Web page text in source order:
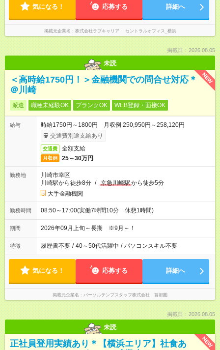
気になる！ 応募する 詳細へ
掲載元企業名 株式会社ラブキャリア セントラルオフィス_横浜
掲載日：2026.08.05
未読
NEW
＜高時給1750円！＞金融機関での問合せ対応＊
＠川崎
派遣 職種未経験OK ブランクOK WEB登録・面接OK
給与
時給1750円～1800円 月収例 250,950円～258,120円
交通費別途支給あり
交通費 全額支給
月収例 25～30万円
勤務地
川崎市幸区
川崎駅から徒歩8分 / 京急川崎駅から徒歩5分
大手金融機関
勤務時間 08:50～17:00(実働7時間10分 休憩1時間)
期間 2026年09月上旬～長期 ※9月～！
特徴 履歴書不要 / 40～50代活躍中 / パソコンスキル不要
気になる！ 応募する 詳細へ
掲載元企業名 パーソルテンプスタッフ株式会社 首都圏
掲載日：2026.08.05
未読
NEW
正社員登用実績あり＊【横浜エリア】社食あ